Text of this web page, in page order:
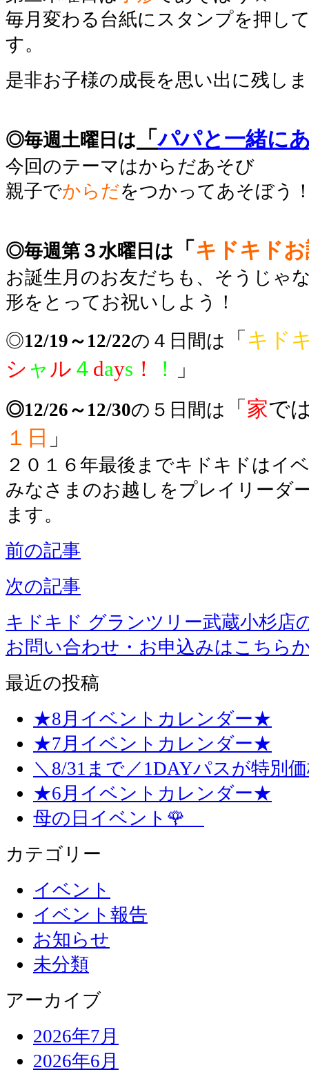
毎月変わる台紙にスタンプを押し
す。
是非お子様の成長を思い出に残し
◎毎週土曜日は 「パパと一緒に
今回のテーマはからだあそび
親子でからだをつかってあそぼう
◎毎週第３水曜日は 「 キドキド
お誕生月のお友だちも、そうじゃ
形をとってお祝いしよう！
◎12/19～12/22の４日間は 「 キド
シ ャ ル ４ days ！ ！ 」
◎12/26～12/30の５日間は 「 家で
１日 」
２０１６年最後までキドキドはイ
みなさまのお越しをプレイリーダ
ます。
前の記事
次の記事
キドキド グランツリー武蔵小杉店
お問い合わせ・お申込みはこちら
最近の投稿
★8月イベントカレンダー★
★7月イベントカレンダー★
＼8/31まで／1DAYパスが特別
★6月イベントカレンダー★
母の日イベント🌹
カテゴリー
イベント
イベント報告
お知らせ
未分類
アーカイブ
2026年7月
2026年6月